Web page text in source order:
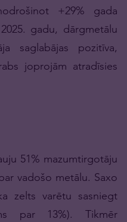
+29% gada
gadu, dārgmetālu
saglabājas pozitīva,
joprojām atradīsies
51% mazumtirgotāju
vadošo metālu. Saxo
zelts varētu sasniegt
par 13%). Tikmēr